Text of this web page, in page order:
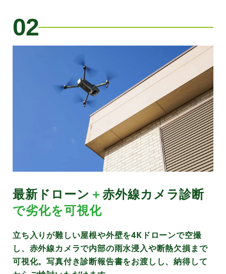
02
最新ドローン ＋赤外線カメラ診断
で劣化を可視化
立ち入りが難しい屋根や外壁を4Kドローンで空撮
し、赤外線カメラで内部の雨水浸入や断熱欠損まで
可視化。写真付き診断報告書をお渡しし、納得して